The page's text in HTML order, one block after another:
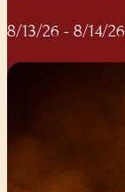
8/13/26 - 8/14/26